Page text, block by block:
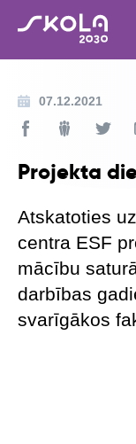
07.12.2021
Projekta
Atskatoties
centra ESF
mācību
darbības
svarīgākos